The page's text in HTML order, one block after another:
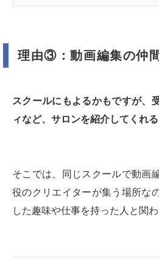
理由③：動画編集の仲
スクールにもよるかもですが、
ィなど、サロンを紹介してくれ
そこでは、同じスクールで動画
役のクリエイターが集う場所な
した趣味や仕事を持った人と関